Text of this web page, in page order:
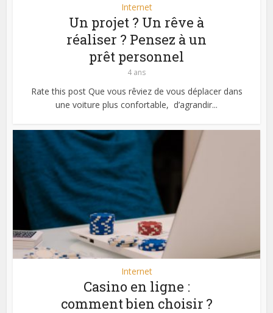
Internet
Un projet ? Un rêve à
réaliser ? Pensez à un
prêt personnel
4 ans
Rate this post Que vous rêviez de vous déplacer dans
une voiture plus confortable, d’agrandir...
Internet
Casino en ligne :
comment bien choisir ?